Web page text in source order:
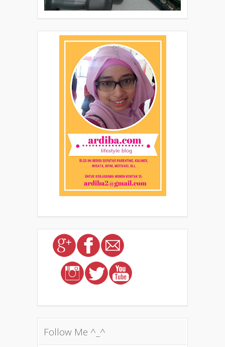
Follow Me ^_^